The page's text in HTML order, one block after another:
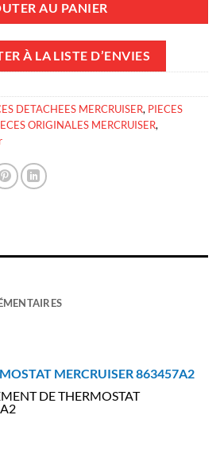
AU PANIER
À LA LISTE D’ENVIES
DETACHEES MERCRUISER, PIECES
ORIGINALES MERCRUISER,
MERCRUISER 863457A2
DE THERMOSTAT